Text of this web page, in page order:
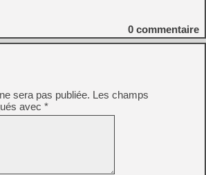
0 commentaire
sera pas publiée. Les champs
avec *